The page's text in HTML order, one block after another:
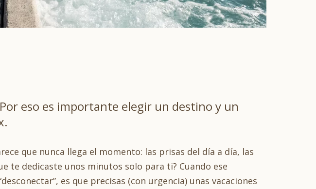
eso es importante elegir un destino y un
que nunca llega el momento: las prisas del día a día, las
te dedicaste unos minutos solo para ti? Cuando ese
es que precisas (con urgencia) unas vacaciones